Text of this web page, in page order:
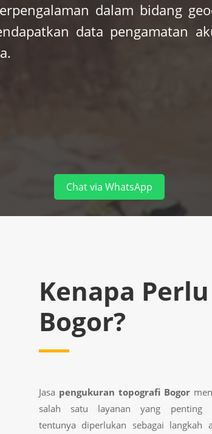
dalam bidang
data pengamatan
Chat via WhatsApp
Kenapa
Bogor?
Jasa pengukuran topografi Bogor
salah satu layanan yang penting
tentunya diperlukan sebagai langkah